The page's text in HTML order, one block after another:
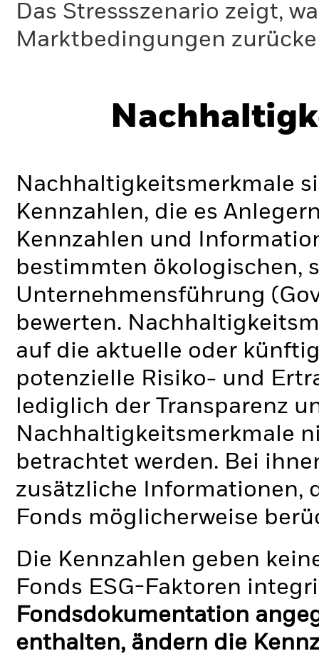
Das Stressszenario zeigt,
Marktbedingungen
Nachhaltigkeitsmerkmale
Kennzahlen, die es
Kennzahlen und
bestimmten ökologischen,
Unternehmensführung
bewerten.
auf die aktuelle oder
potenzielle Risiko- und
lediglich der Transparenz
Nachhaltigkeitsmerkmale
betrachtet werden. Bei
zusätzliche Informationen,
Fonds möglicherweise
Die Kennzahlen geben
Fonds ESG-Faktoren
Fondsdokumentation
enthalten, ändern die